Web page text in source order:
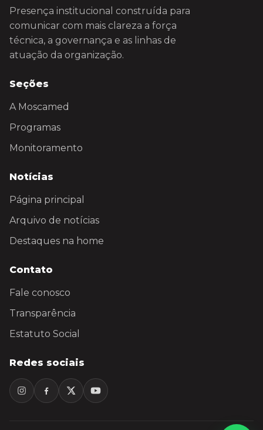
Presença institucional construída para
comunicar com mais clareza a força
técnica, a governança e as linhas de
atuação da organização.
Seções
A Moscamed
Programas
Monitoramento
Notícias
Página principal
Arquivo de notícias
Destaques na home
Contato
Fale conosco
Transparência
Estatuto Social
Redes sociais